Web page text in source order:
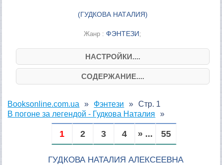
(ГУДКОВА НАТАЛИЯ)
Жанр :ФЭНТЕЗИ;
НАСТРОЙКИ....
СОДЕРЖАНИЕ....
Booksonline.com.ua
Фэнтези
В погоне за легендой - Гудкова Наталия
Стр. 1
1 2 3 4 » ... 55
ГУДКОВА НАТАЛИЯ АЛЕКСЕЕВНА